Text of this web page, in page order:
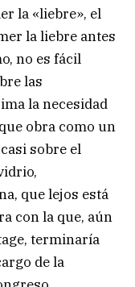
la «liebre», el
la liebre antes
no es fácil
las
la necesidad
obra como un
sobre el
que lejos está
con la que, aún
terminaría
de la